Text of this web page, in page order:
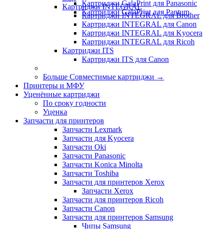
Картриджи GalaPrint для Panasonic
Картриджи GalaPrint для Pantum
Картриджи INTEGRAL
Картриджи INTEGRAL для Brother
Картриджи INTEGRAL для Canon
Картриджи INTEGRAL для Kyocera
Картриджи INTEGRAL для Ricoh
Картриджи ITS
Картриджи ITS для Canon
Больше Совместимые картриджи →
Принтеры и МФУ
Уценённые картриджи
По сроку годности
Уценка
Запчасти для принтеров
Запчасти Lexmark
Запчасти для Kyocera
Запчасти Oki
Запчасти Panasonic
Запчасти Koniсa Minolta
Запчасти Toshiba
Запчасти для принтеров Xerox
Запчасти Xerox
Запчасти для принтеров Ricoh
Запчасти Canon
Запчасти для принтеров Samsung
Чипы Samsung